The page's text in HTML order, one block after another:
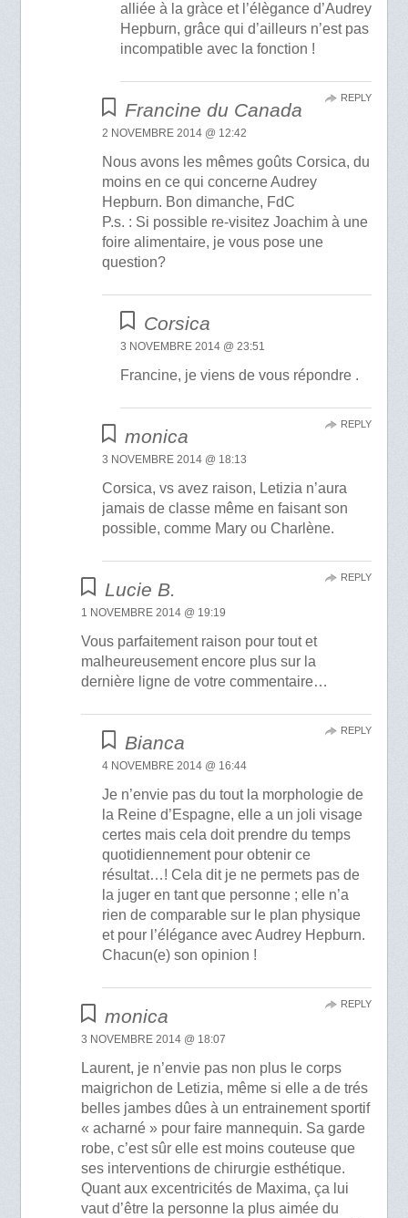
alliée à la gràce et l’élègance d’Audrey
Hepburn, grâce qui d’ailleurs n’est pas
incompatible avec la fonction !
Francine du Canada
2 NOVEMBRE 2014 @ 12:42
Nous avons les mêmes goûts Corsica, du
moins en ce qui concerne Audrey
Hepburn. Bon dimanche, FdC
P.s. : Si possible re-visitez Joachim à une
foire alimentaire, je vous pose une
question?
REPLY
Corsica
3 NOVEMBRE 2014 @ 23:51
Francine, je viens de vous répondre .
monica
3 NOVEMBRE 2014 @ 18:13
Corsica, vs avez raison, Letizia n’aura
jamais de classe même en faisant son
possible, comme Mary ou Charlène.
REPLY
Lucie B.
1 NOVEMBRE 2014 @ 19:19
Vous parfaitement raison pour tout et
malheureusement encore plus sur la
dernière ligne de votre commentaire…
REPLY
Bianca
4 NOVEMBRE 2014 @ 16:44
Je n’envie pas du tout la morphologie de
la Reine d’Espagne, elle a un joli visage
certes mais cela doit prendre du temps
quotidiennement pour obtenir ce
résultat…! Cela dit je ne permets pas de
la juger en tant que personne ; elle n’a
rien de comparable sur le plan physique
et pour l’élégance avec Audrey Hepburn.
Chacun(e) son opinion !
REPLY
monica
3 NOVEMBRE 2014 @ 18:07
Laurent, je n’envie pas non plus le corps
maigrichon de Letizia, même si elle a de trés
belles jambes dûes à un entrainement sportif
« acharné » pour faire mannequin. Sa garde
robe, c’est sûr elle est moins couteuse que
ses interventions de chirurgie esthétique.
Quant aux excentricités de Maxima, ça lui
vaut d’être la personne la plus aimée du
REPLY